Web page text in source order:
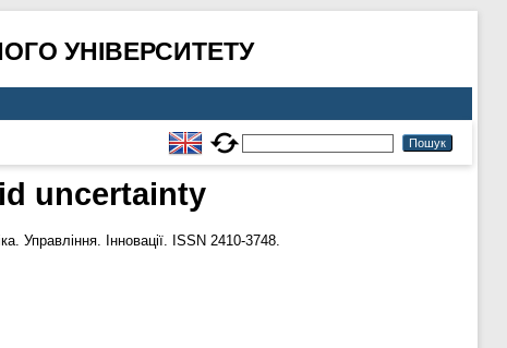
УНІВЕРСИТЕТУ
uncertainty
Управління. Інновації. ISSN 2410-3748.